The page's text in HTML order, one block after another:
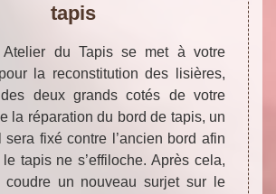
tapis
Atelier du Tapis se met à votre
la reconstitution des lisières,
des deux grands cotés de votre
la réparation du bord de tapis, un
sera fixé contre l’ancien bord afin
le tapis ne s’effiloche. Après cela,
coudre un nouveau surjet sur le